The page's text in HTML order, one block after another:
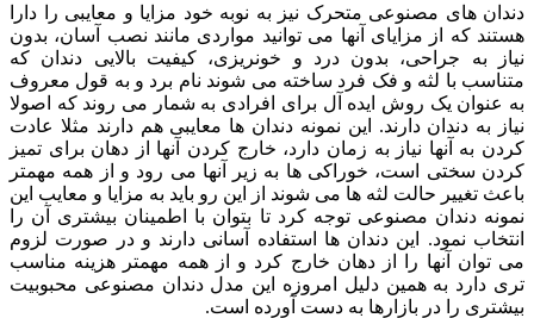
دندان های مصنوعی متحرک نیز به نوبه خود مزایا و معایبی را دارا
هستند که از مزایای آنها می توانید مواردی مانند نصب آسان، بدون
نیاز به جراحی، بدون درد و خونریزی، کیفیت بالایی دندان که
متناسب با لثه و فک فرد ساخته می شوند نام برد و به قول معروف
به عنوان یک روش ایده آل برای افرادی به شمار می روند که اصولا
نیاز به دندان دارند. این نمونه دندان ها معایبی هم دارند مثلا عادت
کردن به آنها نیاز به زمان دارد، خارج کردن آنها از دهان برای تمیز
کردن سختی است، خوراکی ها به زیر آنها می رود و از همه مهمتر
باعث تغییر حالت لثه ها می شوند از این رو باید به مزایا و معایب این
نمونه دندان مصنوعی توجه کرد تا بتوان با اطمینان بیشتری آن را
انتخاب نمود. این دندان ها استفاده آسانی دارند و در صورت لزوم
می توان آنها را از دهان خارج کرد و از همه مهمتر هزینه مناسب
تری دارد به همین دلیل امروزه این مدل دندان مصنوعی محبوبیت
بیشتری را در بازارها به دست آورده است.